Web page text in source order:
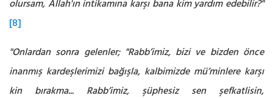
olursam, Allah'ın intikamına karşı bana kim yardım edebilir?"
[8]
"Onlardan sonra gelenler; "Rabb’imiz, bizi ve bizden önce
inanmış kardeş­lerimizi bağışla, kalbimizde mü’minlere karşı
kin bırakma... Rabb’imiz, şüphesiz sen şefkatlisin,